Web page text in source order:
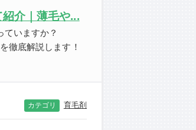
介｜薄毛や...
いますか？
徹底解説します！
カテゴリ 育毛剤